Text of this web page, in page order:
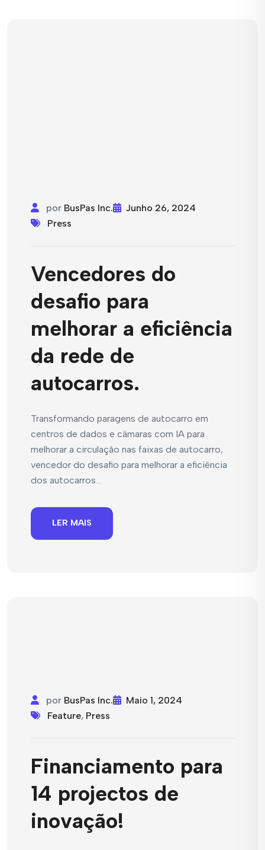
por BusPas Inc.
Junho 26, 2024
Press
Vencedores do
desafio para
melhorar a eficiência
da rede de
autocarros.
Transformando paragens de autocarro em
centros de dados e câmaras com IA para
melhorar a circulação nas faixas de autocarro,
vencedor do desafio para melhorar a eficiência
dos autocarros...
LER MAIS
por BusPas Inc.
Maio 1, 2024
Feature, Press
Financiamento para
14 projectos de
inovação!